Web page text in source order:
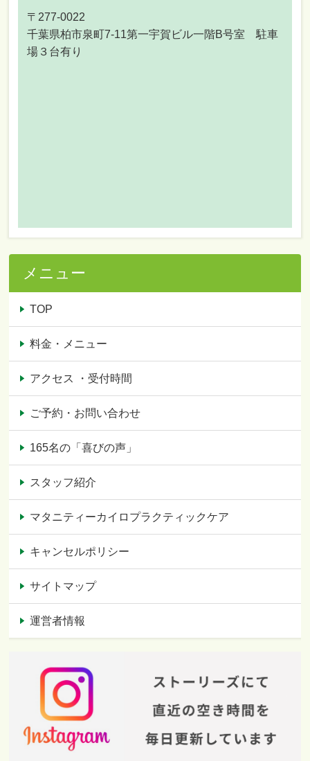
〒277-0022
千葉県柏市泉町7-11第一宇賀ビル一階B号室 駐車
場３台有り
メニュー
TOP
料金・メニュー
アクセス ・受付時間
ご予約・お問い合わせ
165名の「喜びの声」
スタッフ紹介
マタニティーカイロプラクティックケア
キャンセルポリシー
サイトマップ
運営者情報